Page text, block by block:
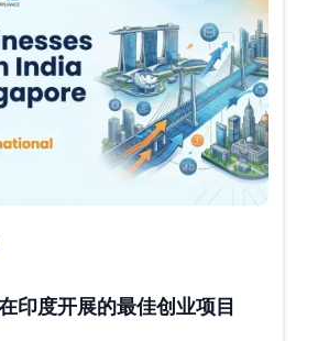
印度开展的最佳创业项目